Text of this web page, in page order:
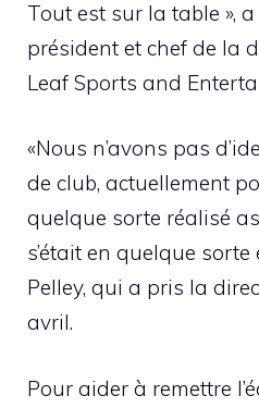
Tout est sur la table »,
président et chef de la
Leaf Sports and
«Nous n’avons pas
de club, actuellement
quelque sorte réalisé
s’était en quelque sorte
Pelley, qui a pris la
avril.
Pour aider à remettre